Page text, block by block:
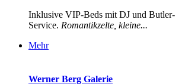
Inklusive VIP-Beds mit DJ und Butler-
Service. Romantikzelte, kleine...
Mehr
Werner Berg Galerie